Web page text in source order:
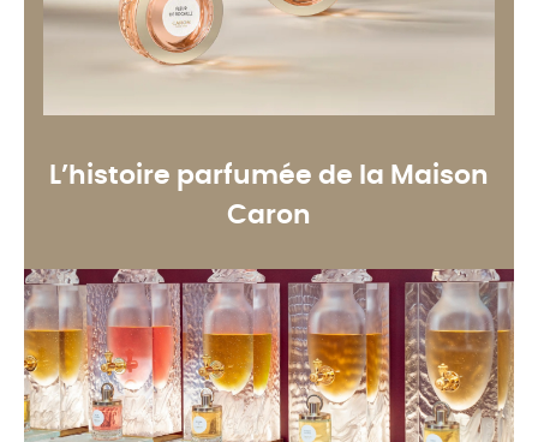
L’histoire parfumée de la Maison
Caron